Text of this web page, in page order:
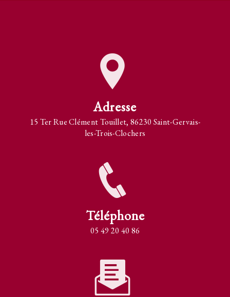
Adresse
15 Ter Rue Clément Touillet, 86230 Saint-Gervais-
les-Trois-Clochers
Téléphone
05 49 20 40 86